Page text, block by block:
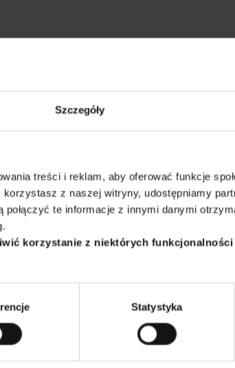
Szczegóły
treści i reklam, aby oferować funkcje
z naszej witryny, udostępniamy
te informacje z innymi danymi
korzystanie z niektórych
Statystyka